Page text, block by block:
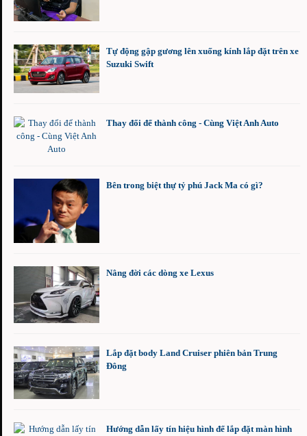
Tự động gập gương lên xuống kính lắp đặt trên xe
Suzuki Swift
Thay đổi để thành công - Cùng Việt Anh Auto
Bên trong biệt thự tỷ phú Jack Ma có gì?
​Nâng đời các dòng xe Lexus
Lắp đặt body Land Cruiser phiên bản Trung
Đông
Hướng dẫn lấy tín hiệu hình để lắp đặt màn hình